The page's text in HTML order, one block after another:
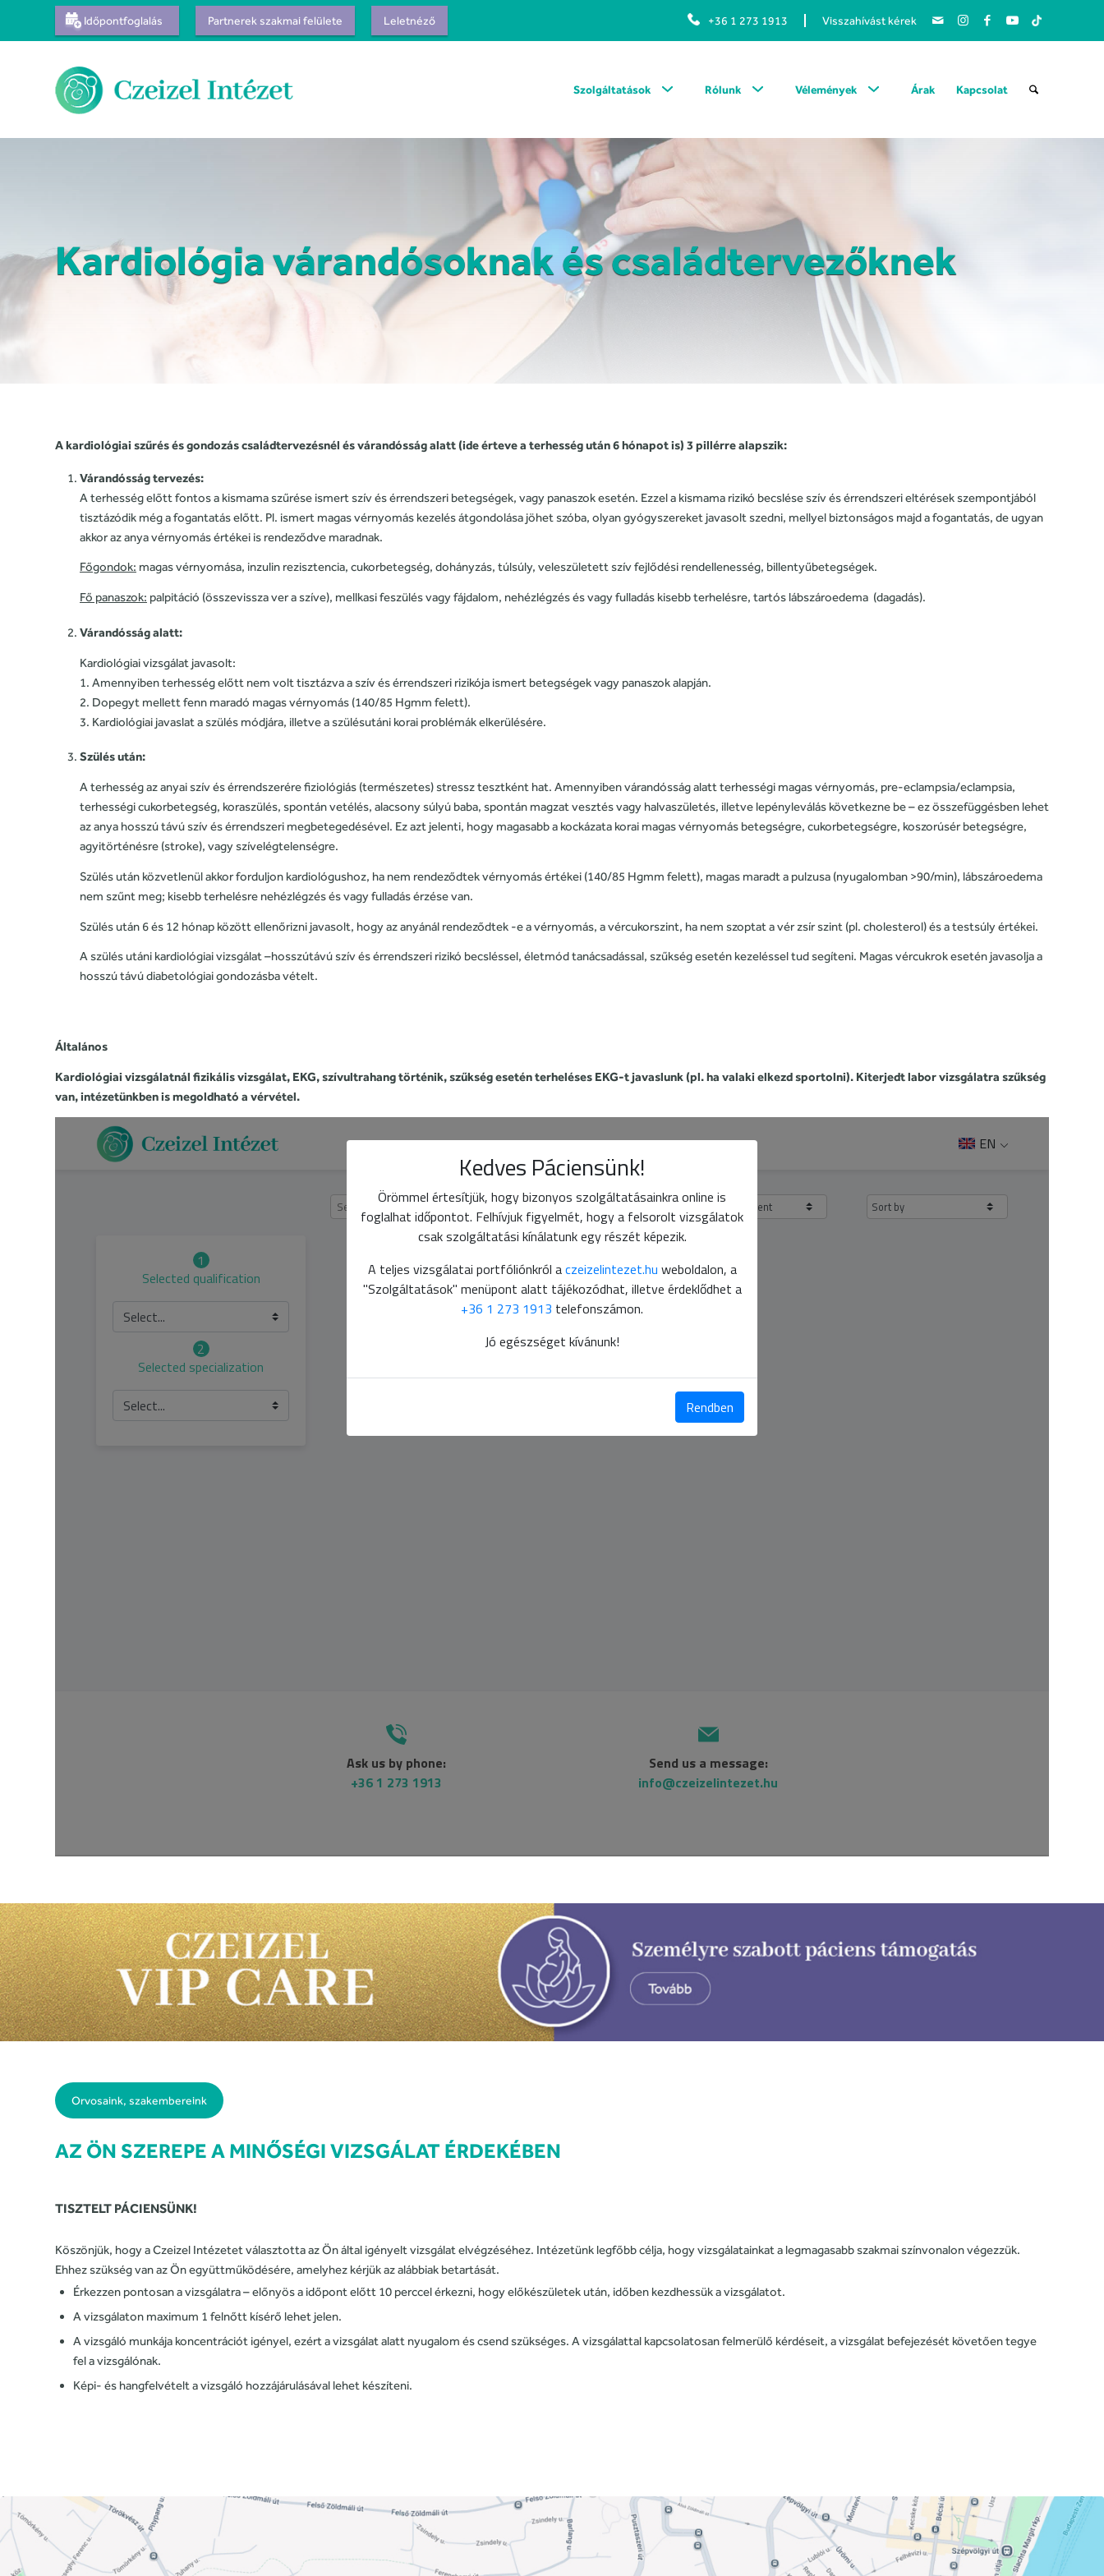
Időpontfoglalás Partnerek szakmai felülete Leletnéző +36 1 273 1913 Visszahívást kérek
Szolgáltatások Rólunk Vélemények Árak Kapcsolat
Kardiológia várandósoknak és családtervezőknek
A kardiológiai szűrés és gondozás családtervezésnél és várandósság alatt (ide érteve a terhesség után 6 hónapot is) 3 pillérre alapszik:
Várandósság tervezés:
A terhesség előtt fontos a kismama szűrése ismert szív és érrendszeri betegségek, vagy panaszok esetén. Ezzel a kismama rizikó becslése szív és érrendszeri eltérések szempontjából
tisztázódik még a fogantatás előtt. Pl. ismert magas vérnyomás kezelés átgondolása jöhet szóba, olyan gyógyszereket javasolt szedni, mellyel biztonságos majd a fogantatás, de ugyan
akkor az anya vérnyomás értékei is rendeződve maradnak.
Főgondok: magas vérnyomása, inzulin rezisztencia, cukorbetegség, dohányzás, túlsúly, veleszületett szív fejlődési rendellenesség, billentyűbetegségek.
Fő panaszok: palpitáció (összevissza ver a szíve), mellkasi feszülés vagy fájdalom, nehézlégzés és vagy fulladás kisebb terhelésre, tartós lábszároedema (dagadás).
Várandósság alatt:
Kardiológiai vizsgálat javasolt:
1. Amennyiben terhesség előtt nem volt tisztázva a szív és érrendszeri rizikója ismert betegségek vagy panaszok alapján.
2. Dopegyt mellett fenn maradó magas vérnyomás (140/85 Hgmm felett).
3. Kardiológiai javaslat a szülés módjára, illetve a szülésutáni korai problémák elkerülésére.
Szülés után:
A terhesség az anyai szív és érrendszerére fiziológiás (természetes) stressz tesztként hat. Amennyiben várandósság alatt terhességi magas vérnyomás, pre-eclampsia/eclampsia,
terhességi cukorbetegség, koraszülés, spontán vetélés, alacsony súlyú baba, spontán magzat vesztés vagy halvaszületés, illetve lepényleválás következne be – ez összefüggésben lehet
az anya hosszú távú szív és érrendszeri megbetegedésével. Ez azt jelenti, hogy magasabb a kockázata korai magas vérnyomás betegségre, cukorbetegségre, koszorúsér betegségre,
agyitörténésre (stroke), vagy szívelégtelenségre.
Szülés után közvetlenül akkor forduljon kardiológushoz, ha nem rendeződtek vérnyomás értékei (140/85 Hgmm felett), magas maradt a pulzusa (nyugalomban >90/min), lábszároedema
nem szűnt meg; kisebb terhelésre nehézlégzés és vagy fulladás érzése van.
Szülés után 6 és 12 hónap között ellenőrizni javasolt, hogy az anyánál rendeződtek -e a vérnyomás, a vércukorszint, ha nem szoptat a vér zsír szint (pl. cholesterol) és a testsúly értékei.
A szülés utáni kardiológiai vizsgálat –hosszútávú szív és érrendszeri rizikó becsléssel, életmód tanácsadással, szűkség esetén kezeléssel tud segíteni. Magas vércukrok esetén javasolja a
hosszú távú diabetológiai gondozásba vételt.
Általános
Kardiológiai vizsgálatnál fizikális vizsgálat, EKG, szívultrahang történik, szűkség esetén terheléses EKG-t javaslunk (pl. ha valaki elkezd sportolni). Kiterjedt labor vizsgálatra szűkség
van, intézetünkben is megoldható a vérvétel.
Orvosaink, szakembereink
AZ ÖN SZEREPE A MINŐSÉGI VIZSGÁLAT ÉRDEKÉBEN
TISZTELT PÁCIENSÜNK!
Köszönjük, hogy a Czeizel Intézetet választotta az Ön által igényelt vizsgálat elvégzéséhez. Intézetünk legfőbb célja, hogy vizsgálatainkat a legmagasabb szakmai színvonalon végezzük.
Ehhez szükség van az Ön együttműködésére, amelyhez kérjük az alábbiak betartását.
Érkezzen pontosan a vizsgálatra – előnyös a időpont előtt 10 perccel érkezni, hogy előkészületek után, időben kezdhessük a vizsgálatot.
A vizsgálaton maximum 1 felnőtt kísérő lehet jelen.
A vizsgáló munkája koncentrációt igényel, ezért a vizsgálat alatt nyugalom és csend szükséges. A vizsgálattal kapcsolatosan felmerülő kérdéseit, a vizsgálat befejezését követően tegye
fel a vizsgálónak.
Képi- és hangfelvételt a vizsgáló hozzájárulásával lehet készíteni.